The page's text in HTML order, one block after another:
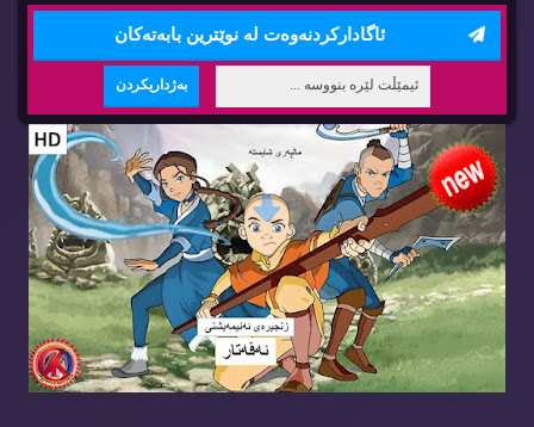
ئاگاداركردنه‌وه‌ت له‌ نوێترین بابه‌ته‌كان